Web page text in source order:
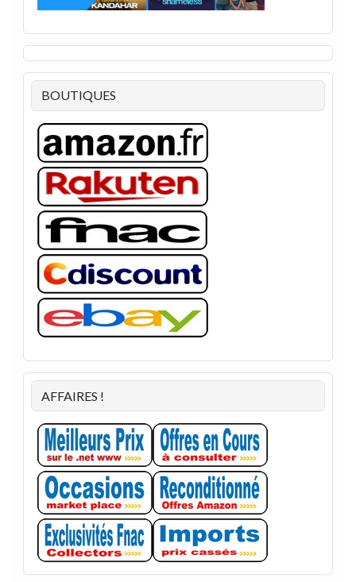
BOUTIQUES
AFFAIRES !